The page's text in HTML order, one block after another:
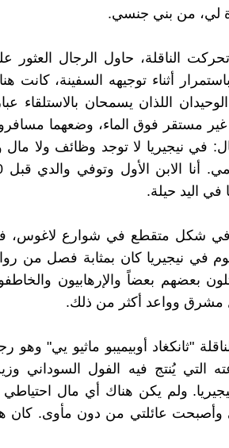
لي، من بني جنسي.
الناقلة، حاول الرجال العثور
أثناء توجيهه السفينة، كانت
اللذان يسمحان بالاستلقاء
مستقر فوق الماء، وضعهما
في نيجيريا لا توجد وظائف ولا مال
مورد رزق
اليد حيلة.
في شكل متقطع في شوارع لاغوس،
في نيجيريا كان بمثابة فصل من
بعضهم بعضاً والإرهابيون
وواعد أكثر من ذلك.
"ثانكغاد أوبيميبو ماثيو يي" وهو
يُنتج فيه الفول السوداني
ولم يكن هناك أي مال احتياطي
وأصبحت عائلتي من دون مأوى. كان